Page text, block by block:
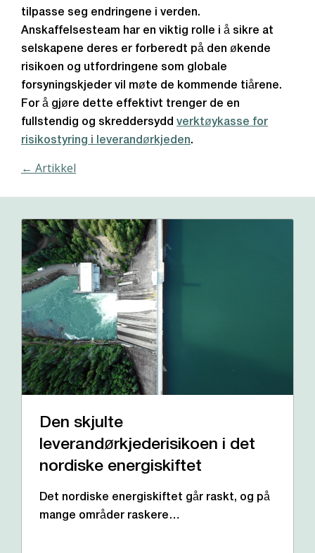
tilpasse seg endringene i verden.
Anskaffelsesteam har en viktig rolle i å sikre at
selskapene deres er forberedt på den økende
risikoen og utfordringene som globale
forsyningskjeder vil møte de kommende tiårene.
For å gjøre dette effektivt trenger de en
fullstendig og skreddersydd verktøykasse for
risikostyring i leverandørkjeden.
← Artikkel
Den skjulte
leverandørkjederisikoen i det
nordiske energiskiftet
Det nordiske energiskiftet går raskt, og på
mange områder raskere…